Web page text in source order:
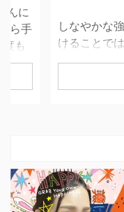
んに
ら手
も
せ
思っ
ーに
しなやかな
けることで
が描くのは
界と関わっ
なくてもい
け力を使え
に、やさし
うことを教